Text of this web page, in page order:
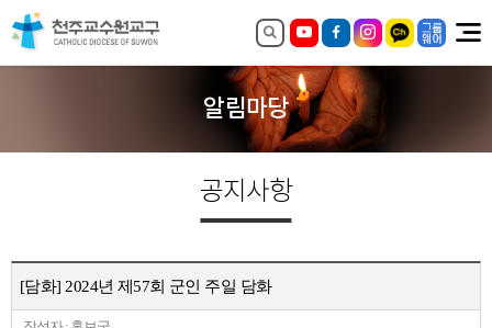
알림마당
공지사항
[담화] 2024년 제57회 군인 주일 담화